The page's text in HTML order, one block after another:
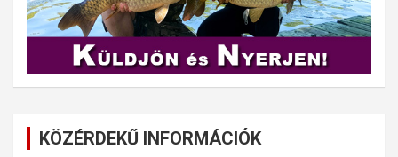
KÖZÉRDEKŰ INFORMÁCIÓK